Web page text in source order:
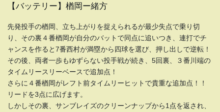
【バッテリー】楢岡ー緒方
先発投手の楢岡、立ち上がりを捉えられるが最少失点で乗り切
り、その裏４番楢岡が自分のバットで同点に追いつき、連打でチ
ャンスを作ると7番西村が満塁から四球を選び、押し出しで逆転！
その後、両者一歩もゆずらない投手戦が続き、5回裏、３番川端の
タイムリースリーベースで追加点！
さらに４番楢岡がレフト前タイムリーヒットで貴重な追加点！！
リードを3点に広げます。
しかしその裏、サンブレイズのクリーンナップから1点を返され、